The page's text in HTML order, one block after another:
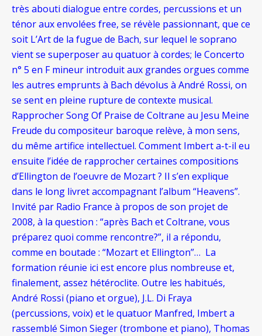
très abouti dialogue entre cordes, percussions et un
ténor aux envolées free, se révèle passionnant, que ce
soit L’Art de la fugue de Bach, sur lequel le soprano
vient se superposer au quatuor à cordes; le Concerto
n° 5 en F mineur introduit aux grandes orgues comme
les autres emprunts à Bach dévolus à André Rossi, on
se sent en pleine rupture de contexte musical.
Rapprocher Song Of Praise de Coltrane au Jesu Meine
Freude du compositeur baroque relève, à mon sens,
du même artifice intellectuel. Comment Imbert a-t-il eu
ensuite l’idée de rapprocher certaines compositions
d’Ellington de l’oeuvre de Mozart ? Il s’en explique
dans le long livret accompagnant l’album “Heavens”.
Invité par Radio France à propos de son projet de
2008, à la question : “après Bach et Coltrane, vous
préparez quoi comme rencontre?”, il a répondu,
comme en boutade : “Mozart et Ellington”… La
formation réunie ici est encore plus nombreuse et,
finalement, assez hétéroclite. Outre les habitués,
André Rossi (piano et orgue), J.L. Di Fraya
(percussions, voix) et le quatuor Manfred, Imbert a
rassemblé Simon Sieger (trombone et piano), Thomas